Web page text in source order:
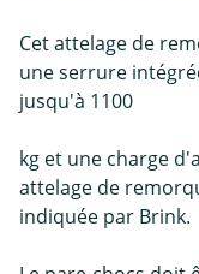
Cet attelage de
une serrure
jusqu'à 1100
kg et une charge
attelage de
indiquée par Brink.